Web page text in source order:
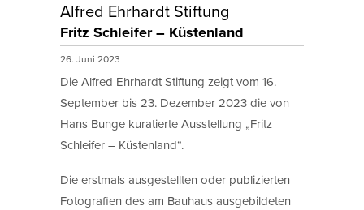
Alfred Ehrhardt Stiftung
Fritz Schleifer – Küstenland
26. Juni 2023
Die Alfred Ehrhardt Stiftung zeigt vom 16.
September bis 23. Dezember 2023 die von
Hans Bunge kuratierte Ausstellung „Fritz
Schleifer – Küstenland“.
Die erstmals ausgestellten oder publizierten
Fotografien des am Bauhaus ausgebildeten